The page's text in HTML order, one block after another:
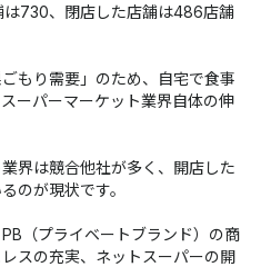
は730、閉店した店舗は486店舗
もり需要」のため、自宅で食事
ーパーマーケット業界自体の伸
界は競合他社が多く、開店した
のが現状です。
（プライベートブランド）の商
スの充実、ネットスーパーの開